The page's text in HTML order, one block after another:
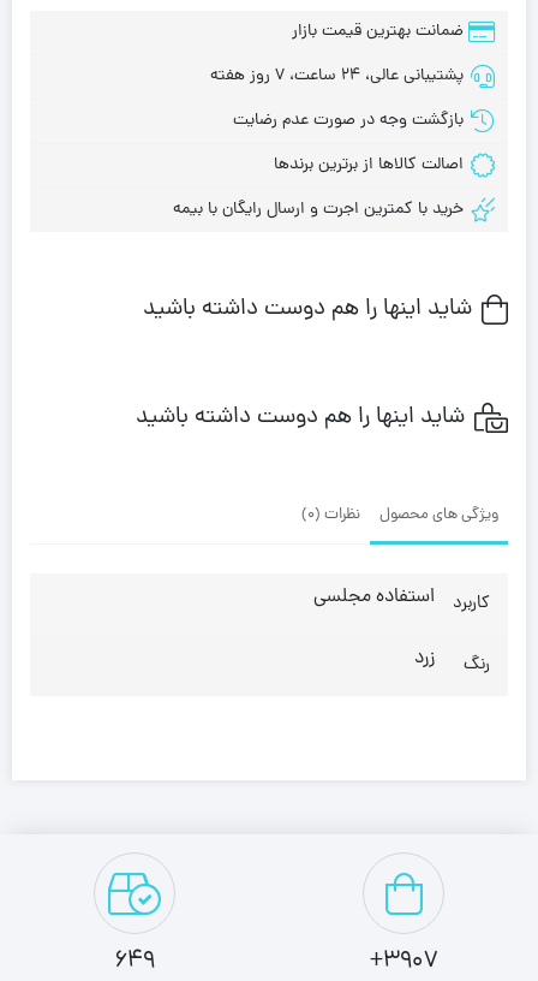
ضمانت بهترین قیمت بازار
پشتیبانی عالی، 24 ساعت، 7 روز هفته
بازگشت وجه در صورت عدم رضایت
اصالت کالاها از برترین برندها
خرید با کمترین اجرت و ارسال رایگان با بیمه
شاید اینها را هم دوست داشته باشید
شاید اینها را هم دوست داشته باشید
ویژگی های محصول نظرات (0)
کاربرد استفاده مجلسی
رنگ زرد
3907+
649